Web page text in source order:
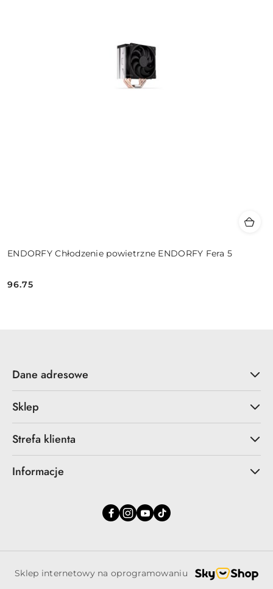
ENDORFY Chłodzenie powietrzne ENDORFY Fera 5
Cena:
96.75
Dane adresowe
Sklep
Strefa klienta
Informacje
Sklep internetowy na oprogramowaniu